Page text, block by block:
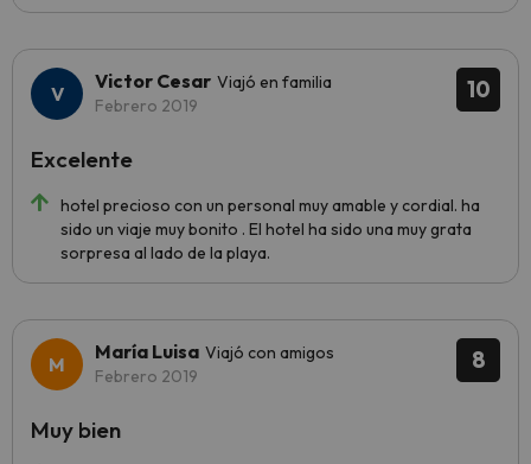
10
Victor Cesar Viajó en familia
Febrero 2019
hotel precioso con un personal muy amable y cordial. ha
sido un viaje muy bonito . El hotel ha sido una muy grata
sorpresa al lado de la playa.
Excelente
8
María Luisa Viajó con amigos
Febrero 2019
Muy bien